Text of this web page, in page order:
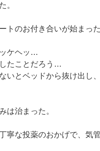
。
トのお付き合いが始まった
ケヘッ…
たことだろう…
いとベッドから抜け出し
は治まった。
寧な投薬のおかげで、気